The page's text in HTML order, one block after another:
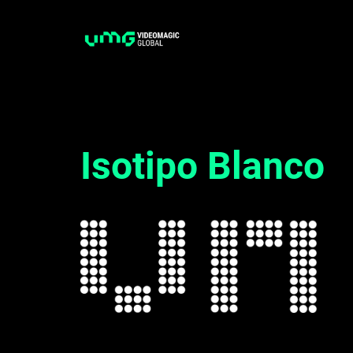
Isotipo Blanco